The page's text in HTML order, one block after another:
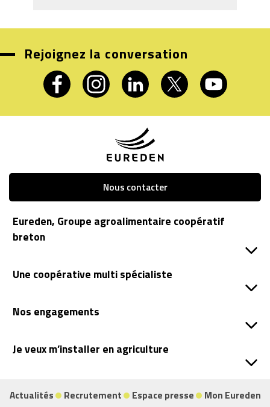
Rejoignez la conversation
Nous contacter
Eureden, Groupe agroalimentaire coopératif
breton
Une coopérative multi spécialiste
Nos engagements
Je veux m’installer en agriculture
Actualités Recrutement Espace presse Mon Eureden